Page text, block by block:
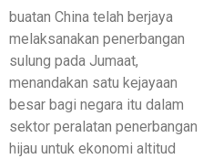
buatan China telah berjaya
melaksanakan penerbangan
sulung pada Jumaat,
menandakan satu kejayaan
besar bagi negara itu dalam
sektor peralatan penerbangan
hijau untuk ekonomi altitud